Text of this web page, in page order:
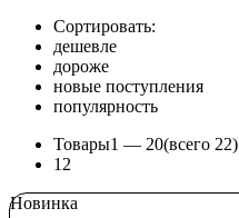
Сортировать:
дешевле
дороже
новые поступления
популярность
Товары1 — 20(всего 22)
1 2
Новинка